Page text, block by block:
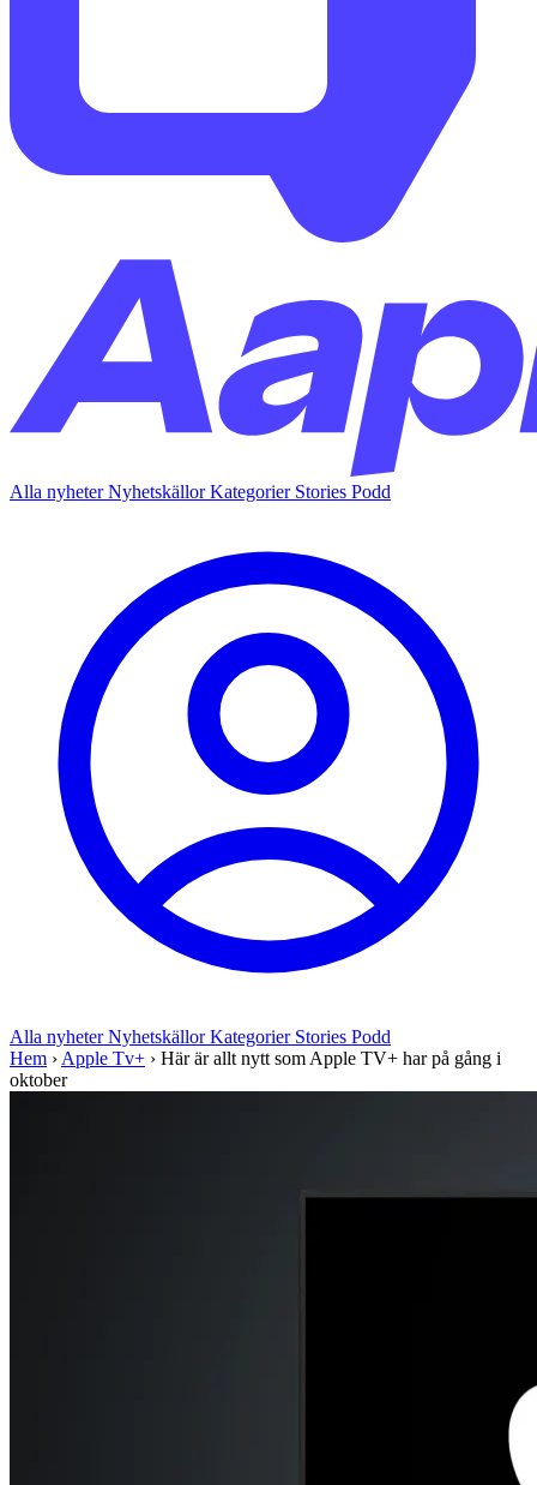
Alla nyheterNyhetskällorKategorier Stories Podd
Alla nyheterNyhetskällorKategorier Stories Podd
Hem › Apple Tv+ › Här är allt nytt som Apple TV+ har på gång i
oktober